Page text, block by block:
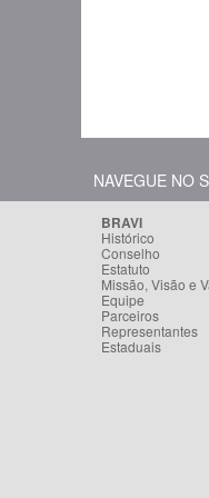
NAVEGUE NO
BRAVI
Histórico
Conselho
Estatuto
Missão, Visão e
Equipe
Parceiros
Representantes
Estaduais